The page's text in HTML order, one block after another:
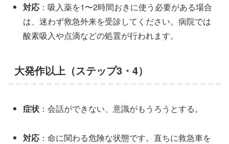
対応 ：吸入薬を1〜2時間おきに使う必要がある場合
は、迷わず救急外来を受診してください。病院では
酸素吸入や点滴などの処置が行われます。
大発作以上（ステップ3・4）
症状 ：会話ができない、意識がもうろうとする。
対応 ：命に関わる危険な状態です。直ちに救急車を